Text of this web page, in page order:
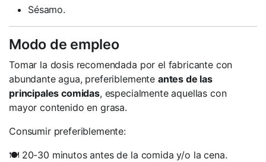
Sésamo.
Modo de empleo
Tomar la dosis recomendada por el fabricante con
abundante agua, preferiblemente antes de las
principales comidas, especialmente aquellas con
mayor contenido en grasa.
Consumir preferiblemente:
🍽️ 20-30 minutos antes de la comida y/o la cena.